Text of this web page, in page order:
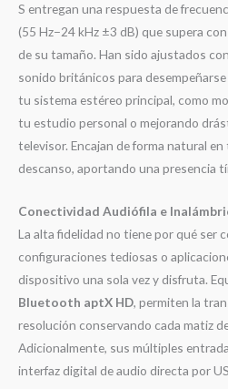
S entregan una respuesta de
(55 Hz−24kHz ±3 dB) que supera
de su tamaño. Han sido ajustados
sonido británicos para
tu sistema estéreo principal, como
tu estudio personal o mejorando
televisor. Encajan de forma natural
descanso, aportando una presencia
Conectividad Audiófila e
La alta fidelidad no tiene por qué ser
configuraciones tediosas o
dispositivo una sola vez y disfruta.
Bluetooth aptX HD, permiten la
resolución conservando cada matiz
Adicionalmente, sus múltiples
interfaz digital de audio directa por